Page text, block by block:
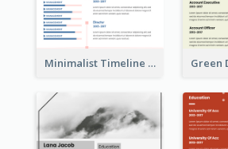
Minimalist Timeline Medical Student Resume